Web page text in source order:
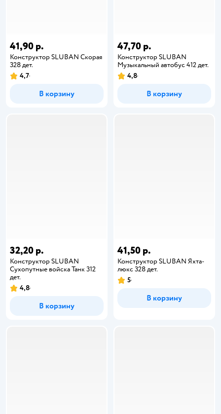
41,90 р.
Конструктор SLUBAN Скорая
328 дет.
4,7
В корзину
47,70 р.
Конструктор SLUBAN
Музыкальный автобус 412 дет.
4,8
В корзину
32,20 р.
Конструктор SLUBAN
Сухопутные войска Танк 312
дет.
4,8
В корзину
41,50 р.
Конструктор SLUBAN Яхта-
люкс 328 дет.
5
В корзину